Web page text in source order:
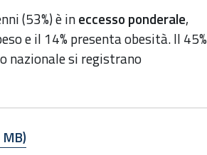
(53%) è ineccesso ponderale,
e il 14% presenta obesità. Il 45%
nazionale si registrano